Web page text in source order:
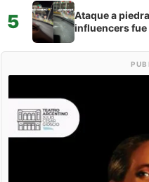
5
Ataque a
influencers fue